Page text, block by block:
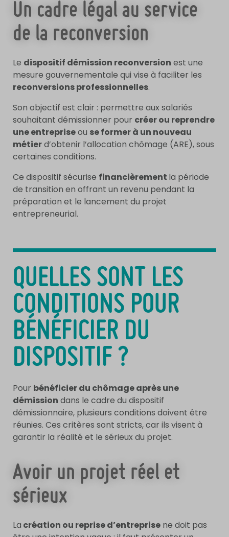
Un cadre légal au service
de la reconversion
Le dispositif démission reconversion est une
mesure gouvernementale qui vise à faciliter les
reconversions professionnelles.
Son objectif est clair : permettre aux salariés
souhaitant démissionner pour créer ou reprendre
une entrepriseou se former à un nouveau
métierd’obtenir l’allocation chômage (ARE), sous
certaines conditions.
Ce dispositif sécurise financièrement la période
de transition en offrant un revenu pendant la
préparation et le lancement du projet
entrepreneurial.
QUELLES SONT LES
CONDITIONS POUR
BÉNÉFICIER DU
DISPOSITIF ?
Pour bénéficier du chômage après une
démission dans le cadre du dispositif
démissionnaire, plusieurs conditions doivent être
réunies. Ces critères sont stricts, car ils visent à
garantir la réalité et le sérieux du projet.
Avoir un projet réel et
sérieux
La création ou reprise d’entreprise ne doit pas